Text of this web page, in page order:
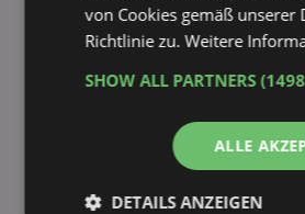
von Cookies gemäß unserer
Richtlinie zu.Weitere
SHOW ALL PARTNERS
ALLE
DETAILS ANZEIGEN